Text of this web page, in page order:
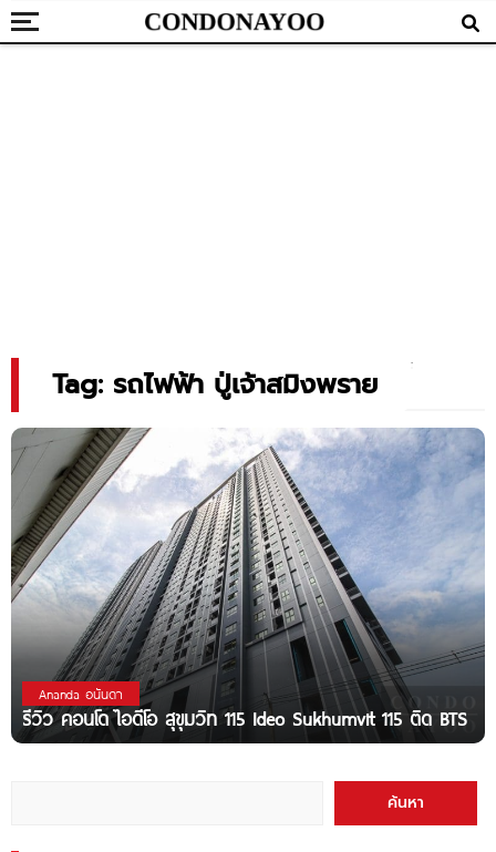
Tag: รถไฟฟ้า ปู่เจ้าสมิงพราย
Ananda อนันดา
รีวิว คอนโด ไอดีโอ สุขุมวิท 115 Ideo Sukhumvit 115 ติด BTS
ค้นหา